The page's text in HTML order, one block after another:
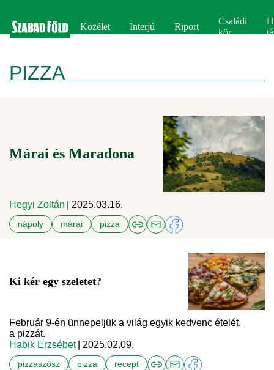
Közélet Interjú Riport
Családi
kör
PIZZA
Márai és Maradona
Hegyi Zoltán | 2025.03.16.
nápoly márai pizza
Ki kér egy szeletet?
Február 9-én ünnepeljük a világ egyik kedvenc ételét,
a pizzát.
Habik Erzsébet
| 2025.02.09.
pizzaszósz pizza recept